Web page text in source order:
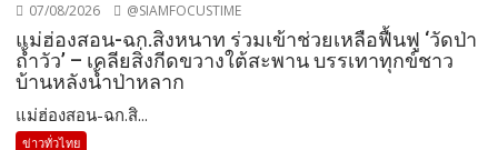
07/08/2026 @SIAMFOCUSTIME
แม่ฮ่องสอน-ฉก.สิงหนาท ร่วมเข้าช่วยเหลือฟื้นฟู ‘วัดป่า
ถ้ำวัว’ – เคลียสิ่งกีดขวางใต้สะพาน บรรเทาทุกข์ชาว
บ้านหลังน้ำป่าหลาก
แม่ฮ่องสอน-ฉก.สิ...
ข่าวทั่วไทย